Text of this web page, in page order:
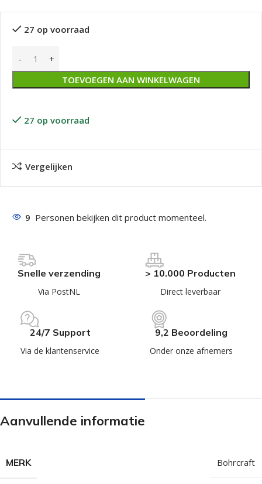
27 op voorraad
TOEVOEGEN AAN WINKELWAGEN
27 op voorraad
Vergelijken
9 Personen bekijken dit product momenteel.
Snelle verzending
Via PostNL
> 10.000 Producten
Direct leverbaar
24/7 Support
Via de klantenservice
9,2 Beoordeling
Onder onze afnemers
Aanvullende informatie
MERK Bohrcraft